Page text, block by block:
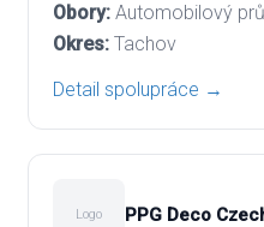
Automobilový
Tachov
Detail spolupráce →
Logo PPG Deco